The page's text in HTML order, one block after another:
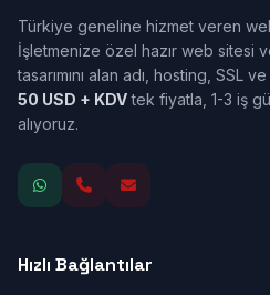
Türkiye geneline hizmet veren web
İşletmenize özel hazır web sitesi
tasarımını alan adı, hosting, SSL
50 USD + KDVtek fiyatla, 1-3 iş
alıyoruz.
Hızlı Bağlantılar